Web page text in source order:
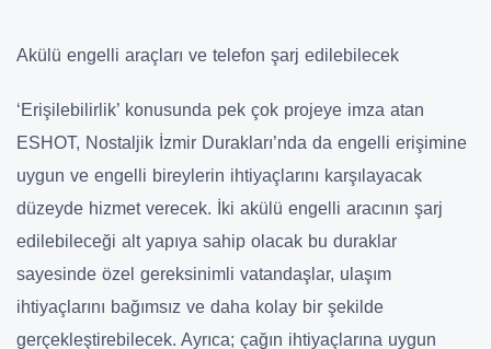
Akülü engelli araçları ve telefon şarj edilebilecek
‘Erişilebilirlik’ konusunda pek çok projeye imza atan
ESHOT, Nostaljik İzmir Durakları’nda da engelli erişimine
uygun ve engelli bireylerin ihtiyaçlarını karşılayacak
düzeyde hizmet verecek. İki akülü engelli aracının şarj
edilebileceği alt yapıya sahip olacak bu duraklar
sayesinde özel gereksinimli vatandaşlar, ulaşım
ihtiyaçlarını bağımsız ve daha kolay bir şekilde
gerçekleştirebilecek. Ayrıca; çağın ihtiyaçlarına uygun